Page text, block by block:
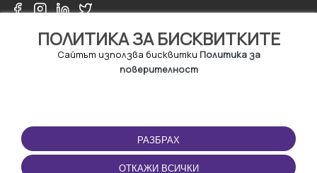
ПОЛИТИКА ЗА БИСКВИТКИТЕ
Сайтът използва бисквитки Политика за
поверителност
РАЗБРАХ
ОТКАЖИ ВСИЧКИ
ПОЛЗВАНЕ
Правила и условия за
ползване
ПРИЛОЖЕНИЕТО